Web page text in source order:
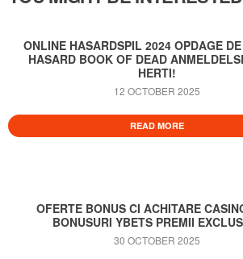
ONLINE HASARDSPIL 2024 OPDAGE
HASARD BOOK OF DEAD
HERTI!
12 OCTOBER 2025
READ MORE
OFERTE BONUS CI ACHITARE
BONUSURI YBETS PREMII
30 OCTOBER 2025